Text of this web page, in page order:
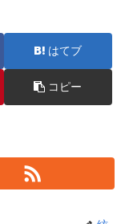
はてブ
コピー